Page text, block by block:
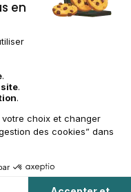
personnelles
site